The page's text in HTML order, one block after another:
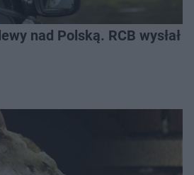
nad Polską. RCB